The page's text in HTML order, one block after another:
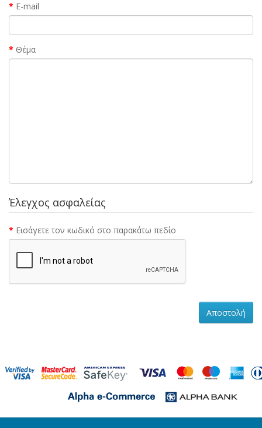
E-mail
Θέμα
Έλεγχος ασφαλείας
Εισάγετε τον κωδικό στο παρακάτω πεδίο